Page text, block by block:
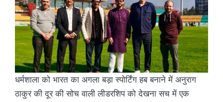
धर्मशाला को भारत का अगला बड़ा स्पोर्टिंग हब बनाने में अनुराग
ठाकुर की दूर की सोच वाली लीडरशिप को देखना सच में एक